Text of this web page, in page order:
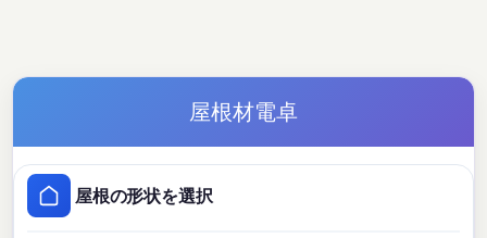
屋根材電卓
屋根の形状を選択